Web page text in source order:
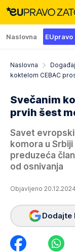
Naslovna
Naslovna
koktelom CEBAC
Svečanim
prvih šest
Savet
komora u
preduzeća
od osnivanja
Objavljeno
Dodajte